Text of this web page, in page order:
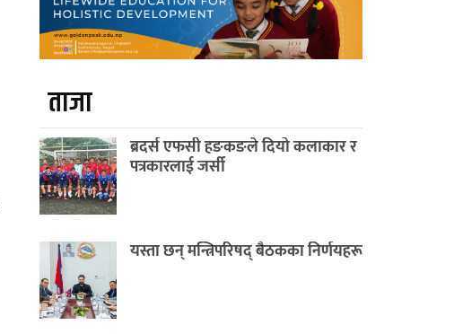
ताजा
ब्रदर्स एफसी हङकङले दियो कलाकार र
पत्रकारलाई जर्सी
यस्ता छन् मन्त्रिपरिषद् बैठकका निर्णयहरू